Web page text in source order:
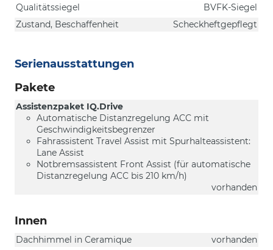
Qualitätssiegel
BVFK-Siegel
Zustand, Beschaffenheit
Scheckheftgepflegt
Serienausstattungen
Pakete
Assistenzpaket IQ.Drive
Automatische Distanzregelung ACC mit
Geschwindigkeitsbegrenzer
Fahrassistent Travel Assist mit Spurhalteassistent:
Lane Assist
Notbremsassistent Front Assist (für automatische
Distanzregelung ACC bis 210 km/h)
vorhanden
Innen
Dachhimmel in Ceramique
vorhanden